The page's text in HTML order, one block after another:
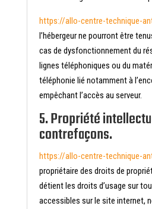
https://allo-centre-technique-
l’hébergeur ne pourront être
cas de dysfonctionnement du
lignes téléphoniques ou du
téléphonie lié notamment à
empêchant l’accès au serveur.
5. Propriété
contrefaçons.
https://allo-centre-technique-
propriétaire des droits de
détient les droits d’usage sur
accessibles sur le site internet,